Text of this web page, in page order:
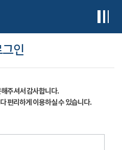
인
주셔서 감사합니다.
편리하게 이용하실 수 있습니다.